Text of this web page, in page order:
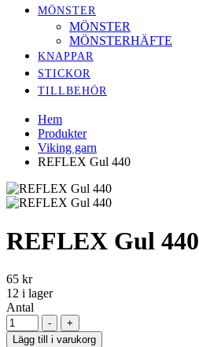
MÖNSTER
MÖNSTER
MÖNSTERHÄFTE
KNAPPAR
STICKOR
TILLBEHÖR
Hem
Produkter
Viking garn
REFLEX Gul 440
REFLEX Gul 440
65 kr
12 i lager
Antal
-
+
Lägg till i varukorg